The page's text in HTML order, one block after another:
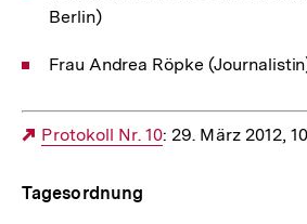
Berlin)
Frau Andrea Röpke
Externer
Protokoll Nr. 10: 29. März 2012,
Tagesordnung